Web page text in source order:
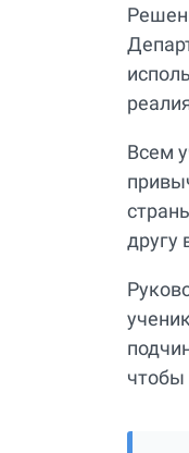
Всем
другу
чтобы